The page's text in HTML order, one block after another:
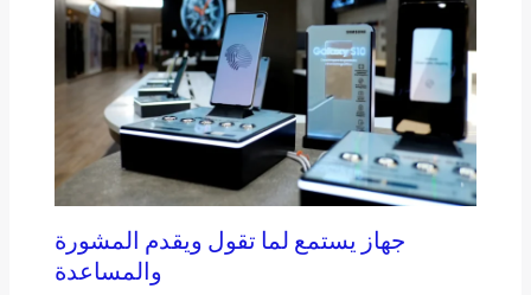
جهاز يستمع لما تقول ويقدم المشورة
والمساعدة